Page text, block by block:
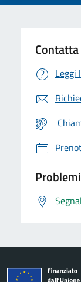
Leggi